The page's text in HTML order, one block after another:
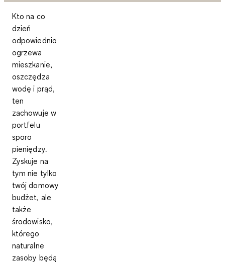
Kto na co
dzień
odpowiednio
ogrzewa
mieszkanie,
oszczędza
wodę i prąd,
ten
zachowuje w
portfelu
sporo
pieniędzy.
Zyskuje na
tym nie tylko
twój domowy
budżet, ale
także
środowisko,
którego
naturalne
zasoby będą